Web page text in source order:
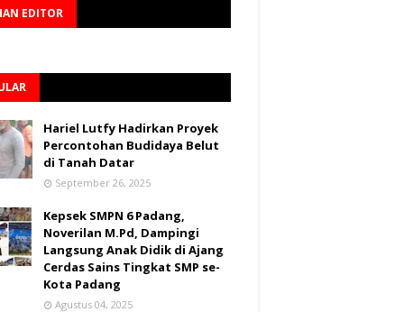
EDITOR
Hariel Lutfy Hadirkan Proyek
Percontohan Budidaya Belut
di Tanah Datar
September 26, 2025
Kepsek SMPN 6 Padang,
Noverilan M.Pd, Dampingi
Langsung Anak Didik di Ajang
Cerdas Sains Tingkat SMP se-
Kota Padang
Agustus 04, 2025